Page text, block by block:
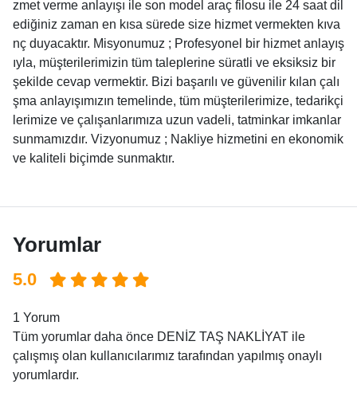
zmet verme anlayışı ile son model araç filosu ile 24 saat dil
ediğiniz zaman en kısa sürede size hizmet vermekten kıva
nç duyacaktır. Misyonumuz ; Profesyonel bir hizmet anlayış
ıyla, müşterilerimizin tüm taleplerine süratli ve eksiksiz bir
şekilde cevap vermektir. Bizi başarılı ve güvenilir kılan çalı
şma anlayışımızın temelinde, tüm müşterilerimize, tedarikçi
lerimize ve çalışanlarımıza uzun vadeli, tatminkar imkanlar
sunmamızdır. Vizyonumuz ; Nakliye hizmetini en ekonomik
ve kaliteli biçimde sunmaktır.
Yorumlar
5.0
1 Yorum
Tüm yorumlar daha önce DENİZ TAŞ NAKLİYAT ile
çalışmış olan kullanıcılarımız tarafından yapılmış onaylı
yorumlardır.